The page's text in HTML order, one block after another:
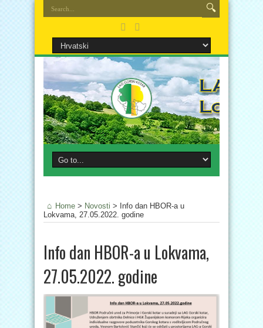
Home > Novosti > Info dan HBOR-a u
Lokvama, 27.05.2022. godine
Info dan HBOR-a u Lokvama,
27.05.2022. godine